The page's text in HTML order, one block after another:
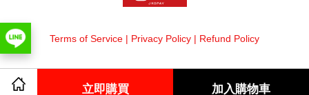
立即購買 加入購物車
Terms of Service | Privacy Policy | Refund Policy